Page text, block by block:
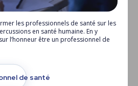
du microbiote, l’heure du crime
les professionnels de santé sur les
en santé humaine. En y
l’honneur être un professionnel de
de santé